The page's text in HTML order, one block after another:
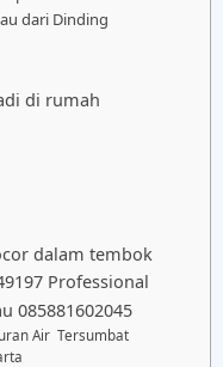
dari Dinding
di rumah
dalam tembok
Professional
085881602045
Air Tersumbat